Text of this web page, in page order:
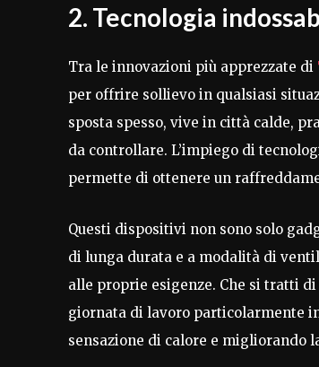
2. Tecnologia
Tra le innovazioni più apprezzate di
per offrire sollievo in qualsiasi
sposta spesso, vive in città calde,
da controllare. L’impiego di
permette di ottenere un
Questi dispositivi non sono solo
di lunga durata e a modalità di
alle proprie esigenze. Che si tratti
giornata di lavoro particolarmente
sensazione di calore e migliorando